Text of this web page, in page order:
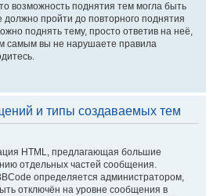
возможность поднятия тем могла быть
должно пройти до повторного поднятия
поднять тему, просто ответив на неё,
самым вы не нарушаете правила
и типы создаваемых тем
HTML, предлагающая большие
отдельных частей сообщения.
определяется администратором,
отключён на уровне сообщения в